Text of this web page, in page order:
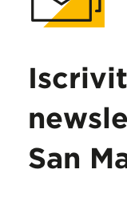
San